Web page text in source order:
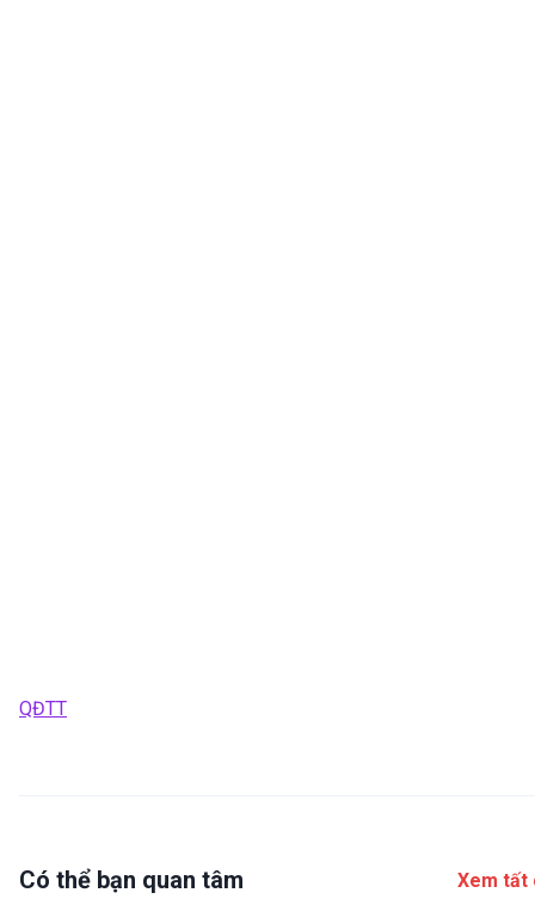
QĐTT
Có thể bạn quan tâm Xem tất